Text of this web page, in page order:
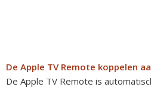
De Apple TV Remote koppelen
De Apple TV Remote is